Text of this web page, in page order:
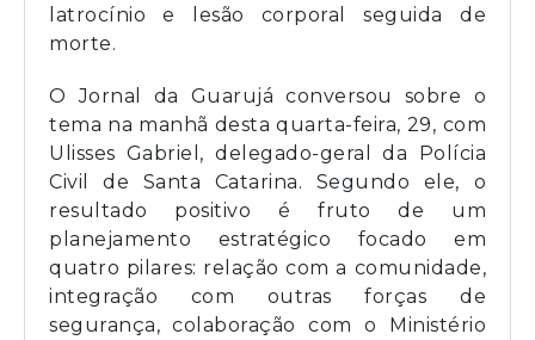
latrocínio e lesão corporal seguida de
morte.
O Jornal da Guarujá conversou sobre o
tema na manhã desta quarta-feira, 29, com
Ulisses Gabriel, delegado-geral da Polícia
Civil de Santa Catarina. Segundo ele, o
resultado positivo é fruto de um
planejamento estratégico focado em
quatro pilares: relação com a comunidade,
integração com outras forças de
segurança, colaboração com o Ministério